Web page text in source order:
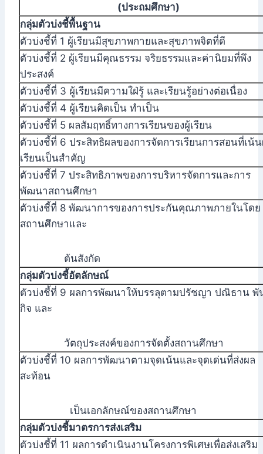
(ประถมศึกษา)
กลุ่มตัวบ่งชี้พื้นฐาน
ตัวบ่งชี้ที่ 1 ผู้เรียนมีสุขภาพกายและสุขภาพจิตที่ดี
ตัวบ่งชี้ที่ 2 ผู้เรียนมีคุณธรรม จริยธรรมและค่านิยมที่พึง
ประสงค์
ตัวบ่งชี้ที่ 3 ผู้เรียนมีความใฝ่รู้ และเรียนรู้อย่างต่อเนื่อง
ตัวบ่งชี้ที่ 4 ผู้เรียนคิดเป็น ทำเป็น
ตัวบ่งชี้ที่ 5 ผลสัมฤทธิ์ทางการเรียนของผู้เรียน
ตัวบ่งชี้ที่ 6 ประสิทธิผลของการจัดการเรียนการสอนที่เน้
เรียนเป็นสำคัญ
ตัวบ่งชี้ที่ 7 ประสิทธิภาพของการบริหารจัดการและการ
พัฒนาสถานศึกษา
ตัวบ่งชี้ที่ 8 พัฒนาการของการประกันคุณภาพภายในโดย
สถานศึกษาและ
ต้นสังกัด
กลุ่มตัวบ่งชี้อัตลักษณ์
ตัวบ่งชี้ที่ 9 ผลการพัฒนาให้บรรลุตามปรัชญา ปณิธาน พั
กิจ และ
วัตถุประสงค์ของการจัดตั้งสถานศึกษา
ตัวบ่งชี้ที่ 10 ผลการพัฒนาตามจุดเน้นและจุดเด่นที่ส่งผล
สะท้อน
เป็นเอกลักษณ์ของสถานศึกษา
กลุ่มตัวบ่งชี้มาตรการส่งเสริม
ตัวบ่งชี้ที่ 11 ผลการดำเนินงานโครงการพิเศษเพื่อส่งเสริม